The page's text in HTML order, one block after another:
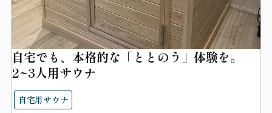
自宅でも、本格的な「ととのう」体験を。
2~3人用サウナ
自宅用サウナ